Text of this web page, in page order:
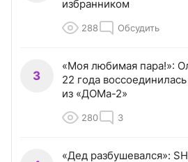
избранником
288 Обсудить
3
«Моя любимая пара!»:
22 года
из «ДОМа-2»
280 3
«Дед разбушевался»: